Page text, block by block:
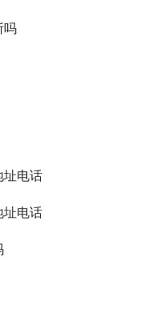
吗
址电话
址电话